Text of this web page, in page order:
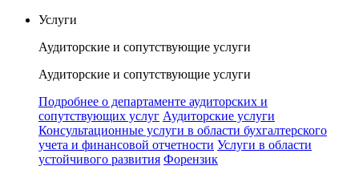
Услуги
Аудиторские и сопутствующие услуги
Аудиторские и сопутствующие услуги
Подробнее о департаменте аудиторских и
сопутствующих услуг Аудиторские услуги
Консультационные услуги в области бухгалтерского
учета и финансовой отчетности Услуги в области
устойчивого развития Форензик